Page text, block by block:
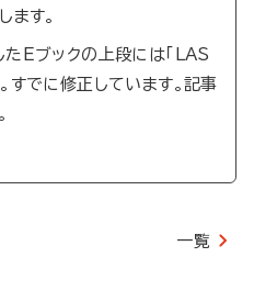
ます。
Eブックの上段には「LAS
すでに修正しています。記事
一覧